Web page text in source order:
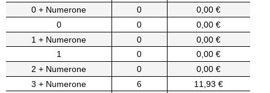
0 + Numerone
0
0,00 €
0
0
0,00 €
1 + Numerone
0
0,00 €
1
0
0,00 €
2 + Numerone
0
0,00 €
3 + Numerone
6
11,93 €